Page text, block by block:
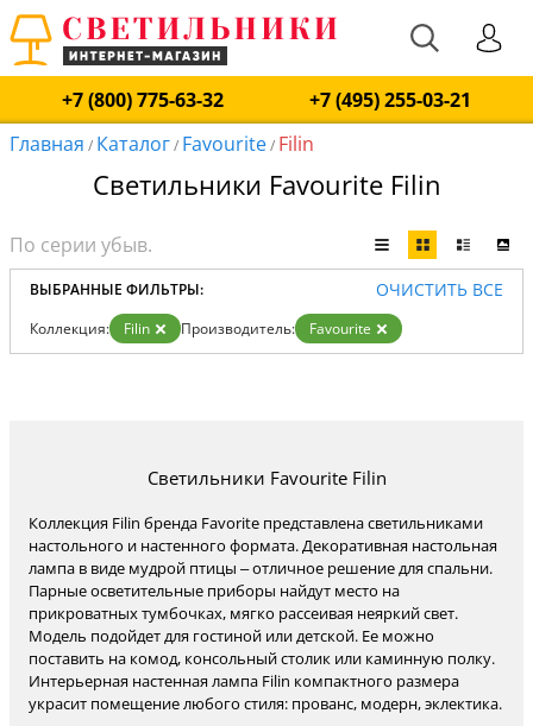
+7 (800) 775-63-32
+7 (495) 255-03-21
Главная / Каталог/ Favourite/ Filin
Светильники Favourite Filin
ВЫБРАННЫЕ ФИЛЬТРЫ: ОЧИСТИТЬ ВСЕ
Коллекция: Filin Производитель: Favourite
Светильники Favourite Filin
Коллекция Filin бренда Favorite представлена светильниками
настольного и настенного формата. Декоративная настольная
лампа в виде мудрой птицы – отличное решение для спальни.
Парные осветительные приборы найдут место на
прикроватных тумбочках, мягко рассеивая неяркий свет.
Модель подойдет для гостиной или детской. Ее можно
поставить на комод, консольный столик или каминную полку.
Интерьерная настенная лампа Filin компактного размера
украсит помещение любого стиля: прованс, модерн, эклектика.